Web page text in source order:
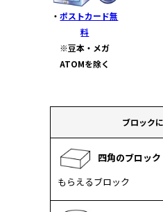
・ポストカード無
料
※豆本・メガ
ATOMを除く
ブロック
四角のブロック
もらえるブロック